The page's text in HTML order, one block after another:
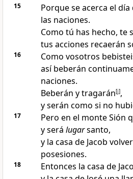
15 Porque se acerca el día
las naciones.
Como tú has hecho, te
tus acciones recaerán
16 Como vosotros
así beberán
naciones.
Beberán y tragarán[j],
y serán como si no
17
Pero en el monte Sión
y será lugarsanto,
y la casa de Jacob
posesiones.
18 Entonces la casa de